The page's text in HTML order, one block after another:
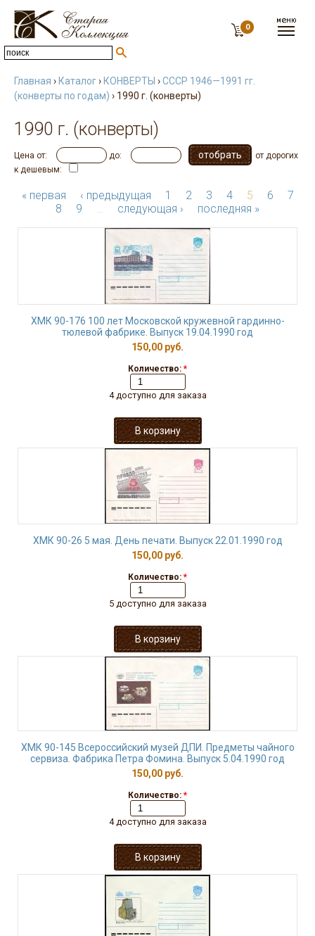
0
Главная › Каталог› КОНВЕРТЫ ›СССР 1946—1991 гг.
(конверты по годам) › 1990 г. (конверты)
1990 г. (конверты)
Цена от: до:
от дорогих
к дешевым:
« первая ‹ предыдущая 1 2 3 4 5 6
7
8
9 … следующая › последняя »
ХМК 90-176 100 лет Московской кружевной гардинно-
тюлевой фабрике. Выпуск 19.04.1990 год
150,00 руб.
Количество: *
4 доступно для заказа
ХМК 90-26 5 мая. День печати. Выпуск 22.01.1990 год
150,00 руб.
Количество: *
5 доступно для заказа
ХМК 90-145 Всероссийский музей ДПИ. Предметы чайного
сервиза. Фабрика Петра Фомина. Выпуск 5.04.1990 год
150,00 руб.
Количество: *
4 доступно для заказа